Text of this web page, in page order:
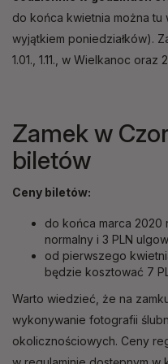
do końca kwietnia można tu
wyjątkiem poniedziałków).
1.01., 1.11., w Wielkanoc oraz
Zamek w
biletów
Ceny biletów:
do końca marca 2020
normalny i 3 PLN
od pierwszego
będzie kosztować 7
Warto wiedzieć, że na
wykonywanie fotografii
okolicznościowych. Ceny